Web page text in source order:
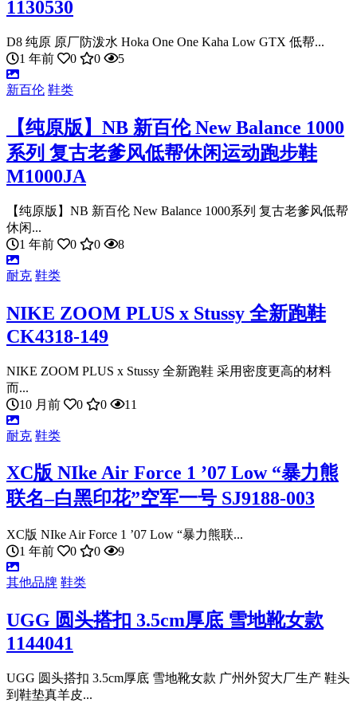
1130530
D8 纯原 原厂防泼水 Hoka One One Kaha Low GTX 低帮...
1 年前
0 0 5
新百伦 鞋类
【纯原版】NB 新百伦 New Balance 1000
系列 复古老爹风低帮休闲运动跑步鞋
M1000JA
【纯原版】NB 新百伦 New Balance 1000系列 复古老爹风低帮
休闲...
1 年前
0 0 8
耐克 鞋类
NIKE ZOOM PLUS x Stussy 全新跑鞋
CK4318-149
NIKE ZOOM PLUS x Stussy 全新跑鞋 采用密度更高的材料
而...
10 月前
0 0 11
耐克 鞋类
XC版 NIke Air Force 1 ’07 Low “暴力熊
联名–白黑印花”空军一号 SJ9188-003
XC版 NIke Air Force 1 ’07 Low “暴力熊联...
1 年前
0 0 9
其他品牌 鞋类
UGG 圆头搭扣 3.5cm厚底 雪地靴女款
1144041
UGG 圆头搭扣 3.5cm厚底 雪地靴女款 广州外贸大厂生产 鞋头
到鞋垫真羊皮...